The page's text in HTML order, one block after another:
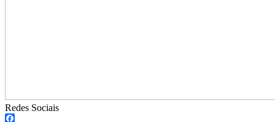
Redes Sociais